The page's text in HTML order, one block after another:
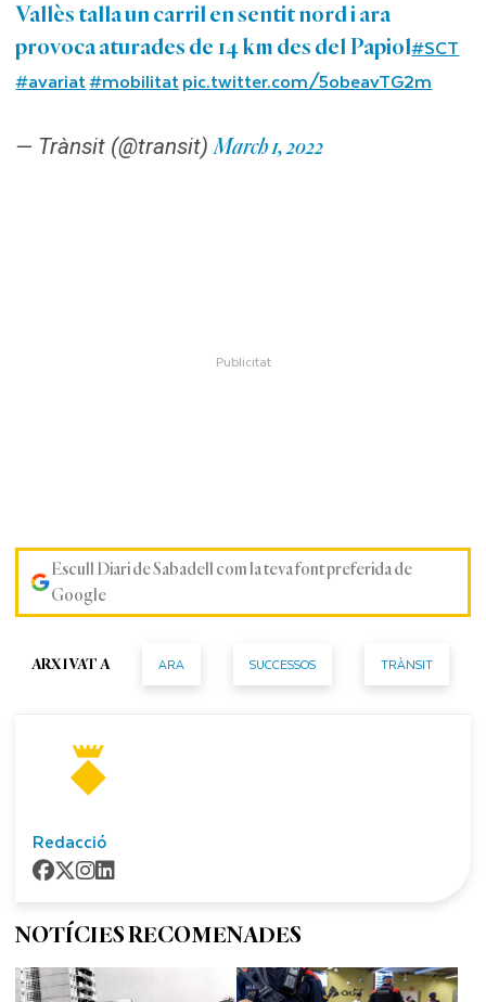
Vallès talla un carril en sentit nord i ara
provoca aturades de 14 km des del Papiol#SCT
#avariat#mobilitatpic.twitter.com/5obeavTG2m
— Trànsit (@transit)March 1, 2022
Escull Diari de Sabadell com la teva font preferida de
Google
ARXIVAT A ARA SUCCESSOS TRÀNSIT
Redacció
NOTÍCIES RECOMENADES